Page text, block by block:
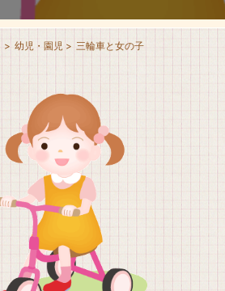
> 幼児・園児 > 三輪車と女の子